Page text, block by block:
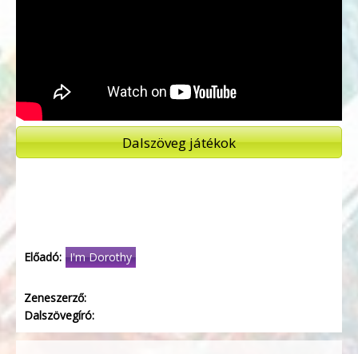
Dalszöveg játékok
Előadó: I'm Dorothy
Zeneszerző:
Dalszövegíró: